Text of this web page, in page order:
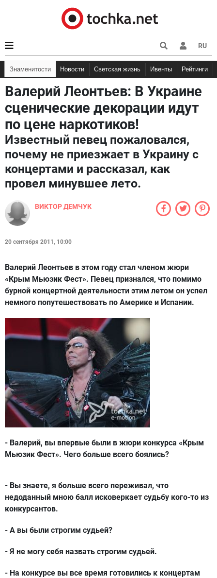
RU
Знаменитости Новости Светская жизнь Ивенты Рейтинги
Валерий Леонтьев: В Украине
сценические декорации идут
по цене наркотиков!
Известный певец пожаловался,
почему не приезжает в Украину с
концертами и рассказал, как
провел минувшее лето.
ВИКТОР ДЕМЧУК
20 сентября 2011, 10:00
Валерий Леонтьев в этом году стал членом жюри
«Крым Мьюзик Фест». Певец признался, что помимо
бурной концертной деятельности этим летом он успел
немного попутешествовать по Америке и Испании.
- Валерий, вы впервые были в жюри конкурса «Крым
Мьюзик Фест». Чего больше всего боялись?
- Вы знаете, я больше всего переживал, что
недоданный мною балл исковеркает судьбу кого-то из
конкурсантов.
- А вы были строгим судьей?
- Я не могу себя назвать строгим судьей.
- На конкурсе вы все время готовились к концертам